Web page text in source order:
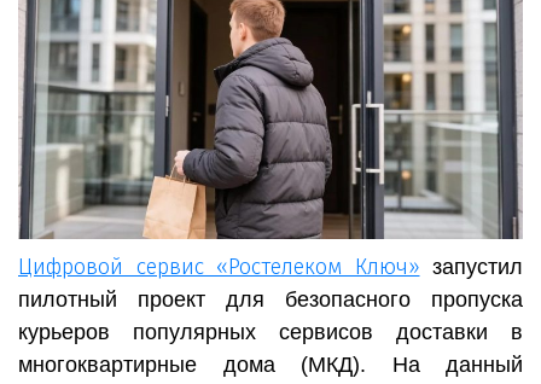
Цифровой сервис «Ростелеком Ключ» запустил
пилотный проект для безопасного пропуска
курьеров популярных сервисов доставки в
многоквартирные дома (МКД). На данный